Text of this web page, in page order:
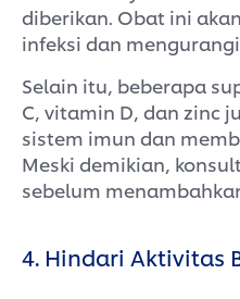
diberikan. Obat ini
infeksi dan
Selain itu, beberapa
C, vitamin D, dan zinc
sistem imun dan
Meski demikian,
sebelum
4. Hindari Aktivitas